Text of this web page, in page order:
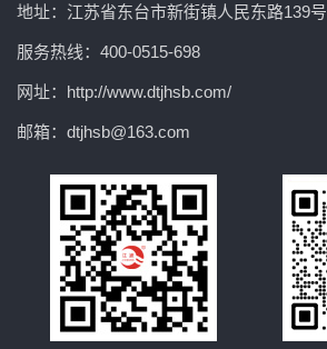
地址：江苏省东台市新街镇人民东路139号
服务热线：400-0515-698
网址：http://www.dtjhsb.com/
邮箱：dtjhsb@163.com